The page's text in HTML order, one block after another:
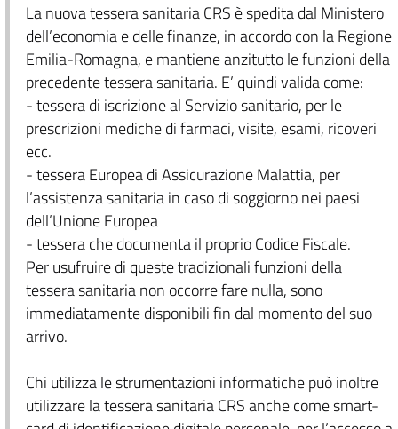
La nuova tessera sanitaria CRS è spedita dal Ministero
dell’economia e delle finanze, in accordo con la Regione
Emilia-Romagna, e mantiene anzitutto le funzioni della
precedente tessera sanitaria. E’ quindi valida come:
- tessera di iscrizione al Servizio sanitario, per le
prescrizioni mediche di farmaci, visite, esami, ricoveri
ecc.
- tessera Europea di Assicurazione Malattia, per
l’assistenza sanitaria in caso di soggiorno nei paesi
dell’Unione Europea
- tessera che documenta il proprio Codice Fiscale.
Per usufruire di queste tradizionali funzioni della
tessera sanitaria non occorre fare nulla, sono
immediatamente disponibili fin dal momento del suo
arrivo.
Chi utilizza le strumentazioni informatiche può inoltre
utilizzare la tessera sanitaria CRS anche come smart-